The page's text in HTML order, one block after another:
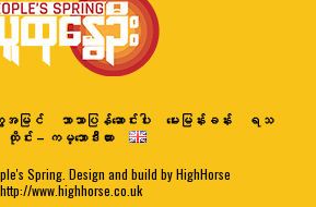
းအမြင် ဘာသာပြန်ဆောင်းပါး မေးမြန်းခန်း
ရသ
ထိုင်း – ကမ္ဘောဒီးယား
Spring. Design and build by HighHorse
http://www.highhorse.co.uk